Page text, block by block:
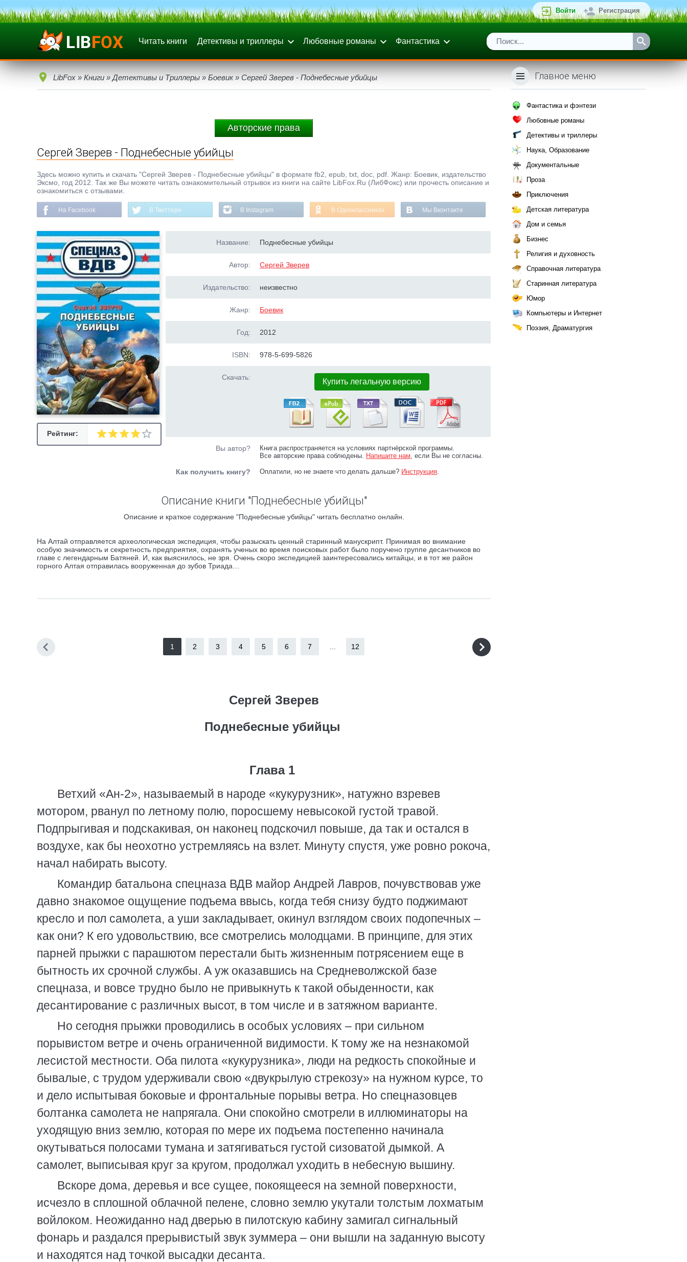
Войти Регистрация
Читать книги Детективы и триллеры Любовные романы Фантастика
LibFox » Книги » Детективы и Триллеры » Боевик» Сергей Зверев - Поднебесные убийцы
Авторские права
Сергей Зверев - Поднебесные убийцы
Здесь можно купить и скачать "Сергей Зверев - Поднебесные убийцы" в формате fb2, epub, txt, doc, pdf. Жанр: Боевик, издательство
Эксмо, год 2012. Так же Вы можете читать ознакомительный отрывок из книги на сайте LibFox.Ru (ЛибФокс) или прочесть описание и
ознакомиться с отзывами.
На Facebook В Твиттере В Instagram В Одноклассниках Мы Вконтакте
Рейтинг:
Название: Поднебесные убийцы
Автор: Сергей Зверев
Издательство: неизвестно
Жанр: Боевик
Год: 2012
ISBN: 978-5-699-5826
Скачать: Купить легальную версию
Вы автор?
Книга распространяется на условиях партнёрской программы.
Все авторские права соблюдены. Напишите нам, если Вы не согласны.
Как получить книгу? Оплатили, но не знаете что делать дальше? Инструкция.
Описание книги "Поднебесные убийцы"
Описание и краткое содержание "Поднебесные убийцы" читать бесплатно онлайн.
На Алтай отправляется археологическая экспедиция, чтобы разыскать ценный старинный манускрипт. Принимая во внимание
особую значимость и секретность предприятия, охранять ученых во время поисковых работ было поручено группе десантников во
главе с легендарным Батяней. И, как выяснилось, не зря. Очень скоро экспедицией заинтересовались китайцы, и в тот же район
горного Алтая отправилась вооруженная до зубов Триада…
1 2 3 4 5 6 7 12
Сергей Зверев
Поднебесные убийцы
Глава 1
Ветхий «Ан-2», называемый в народе «кукурузник», натужно взревев
мотором, рванул по летному полю, поросшему невысокой густой травой.
Подпрыгивая и подскакивая, он наконец подскочил повыше, да так и остался в
воздухе, как бы неохотно устремляясь на взлет. Минуту спустя, уже ровно рокоча,
начал набирать высоту.
Командир батальона спецназа ВДВ майор Андрей Лавров, почувствовав уже
давно знакомое ощущение подъема ввысь, когда тебя снизу будто поджимают
кресло и пол самолета, а уши закладывает, окинул взглядом своих подопечных –
как они? К его удовольствию, все смотрелись молодцами. В принципе, для этих
парней прыжки с парашютом перестали быть жизненным потрясением еще в
бытность их срочной службы. А уж оказавшись на Средневолжской базе
спецназа, и вовсе трудно было не привыкнуть к такой обыденности, как
десантирование с различных высот, в том числе и в затяжном варианте.
Но сегодня прыжки проводились в особых условиях – при сильном
порывистом ветре и очень ограниченной видимости. К тому же на незнакомой
лесистой местности. Оба пилота «кукурузника», люди на редкость спокойные и
бывалые, с трудом удерживали свою «двукрылую стрекозу» на нужном курсе, то
и дело испытывая боковые и фронтальные порывы ветра. Но спецназовцев
болтанка самолета не напрягала. Они спокойно смотрели в иллюминаторы на
уходящую вниз землю, которая по мере их подъема постепенно начинала
окутываться полосами тумана и затягиваться густой сизоватой дымкой. А
самолет, выписывая круг за кругом, продолжал уходить в небесную вышину.
Вскоре дома, деревья и все сущее, покоящееся на земной поверхности,
исчезло в сплошной облачной пелене, словно землю укутали толстым лохматым
войлоком. Неожиданно над дверью в пилотскую кабину замигал сигнальный
фонарь и раздался прерывистый звук зуммера – они вышли на заданную высоту
и находятся над точкой высадки десанта.
Главное меню
Фантастика и фэнтези
Любовные романы
Детективы и триллеры
Наука, Образование
Документальные
Проза
Приключения
Детская литература
Дом и семья
Бизнес
Религия и духовность
Справочная литература
Старинная литература
Юмор
Компьютеры и Интернет
Поэзия, Драматургия